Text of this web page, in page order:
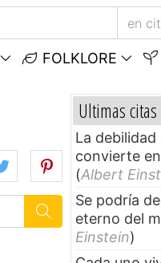
en
FOLKLORE
Ultimas citas
La
convierte
(Albert
Se podría
eterno del
Einstein)